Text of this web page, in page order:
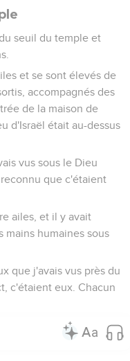
seuil du temple et
et se sont élevés de
accompagnés des
de la maison de
d'Israël était au-dessus
vus sous le Dieu
reconnu que c'étaient
ailes, et il y avait
mains humaines sous
que j'avais vus près du
c'étaient eux. Chacun